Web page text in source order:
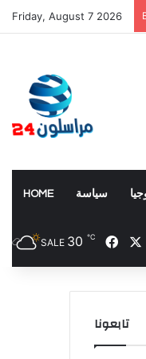
Friday, August 7 2026
HOME سياسة
SALE 30 ℃
تابعونا